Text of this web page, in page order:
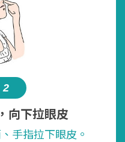
向下拉眼皮
手指拉下眼皮。